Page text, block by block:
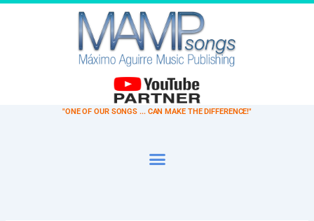
Ir
"ONE OF OUR SONGS ... CAN MAKE THE DIFFERENCE!"